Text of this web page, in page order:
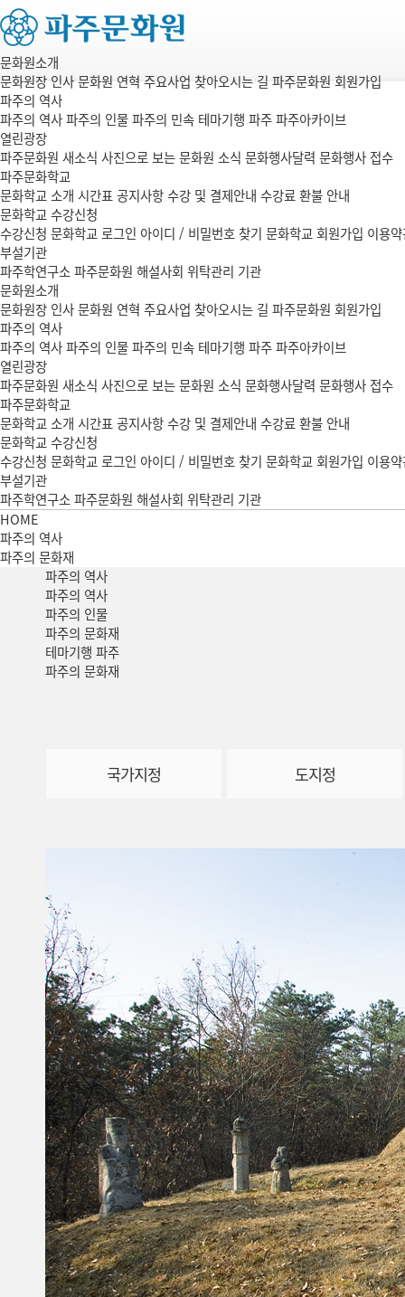
문화원소개
문화원장 인사문화원 연혁 주요사업 찾아오시는 길 파주문화원 회원가입
파주의 역사
파주의 역사파주의 인물파주의 민속 테마기행 파주파주아카이브
열린광장
파주문화원 새소식 사진으로 보는 문화원 소식 문화행사달력 문화행사 접수
파주문화학교
문화학교 소개 시간표공지사항수강 및 결제안내 수강료 환불 안내
문화학교 수강신청
수강신청 문화학교 로그인 아이디 / 비밀번호 찾기 문화학교 회원가입 이용
부설기관
파주학연구소파주문화원 해설사회 위탁관리 기관
문화원소개
문화원장 인사문화원 연혁 주요사업 찾아오시는 길 파주문화원 회원가입
파주의 역사
파주의 역사파주의 인물파주의 민속 테마기행 파주파주아카이브
열린광장
파주문화원 새소식 사진으로 보는 문화원 소식 문화행사달력 문화행사 접수
파주문화학교
문화학교 소개 시간표공지사항수강 및 결제안내 수강료 환불 안내
문화학교 수강신청
수강신청 문화학교 로그인 아이디 / 비밀번호 찾기 문화학교 회원가입 이용
부설기관
파주학연구소파주문화원 해설사회 위탁관리 기관
HOME
파주의 역사
파주의 문화재
파주의 역사
파주의 역사
파주의 인물
파주의 문화재
테마기행 파주
파주의 문화재
국가지정 도지정